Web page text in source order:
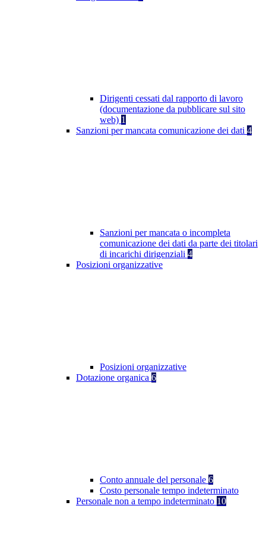
Dirigenti cessati dal rapporto di lavoro
(documentazione da pubblicare sul sito
web) 1
Sanzioni per mancata comunicazione dei dati 4
Sanzioni per mancata o incompleta
comunicazione dei dati da parte dei titolari
di incarichi dirigenziali 4
Posizioni organizzative
Posizioni organizzative
Dotazione organica 6
Conto annuale del personale 6
Costo personale tempo indeterminato
Personale non a tempo indeterminato 10